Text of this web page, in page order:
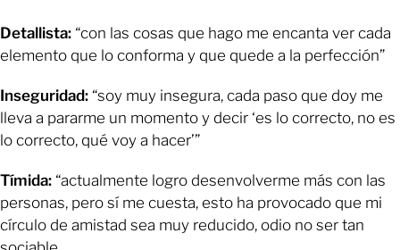
Detallista: “con las cosas que hago me encanta ver cada
elemento que lo conforma y que quede a la perfección”
Inseguridad: “soy muy insegura, cada paso que doy me
lleva a pararme un momento y decir ‘es lo correcto, no es
lo correcto, qué voy a hacer’”
Tímida: “actualmente logro desenvolverme más con las
personas, pero sí me cuesta, esto ha provocado que mi
círculo de amistad sea muy reducido, odio no ser tan